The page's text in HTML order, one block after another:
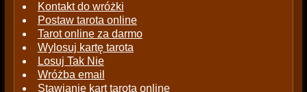
Kontakt do wróżki
Postaw tarota online
Tarot online za darmo
Wylosuj kartę tarota
Losuj Tak Nie
Wróżba email
Stawianie kart tarota online